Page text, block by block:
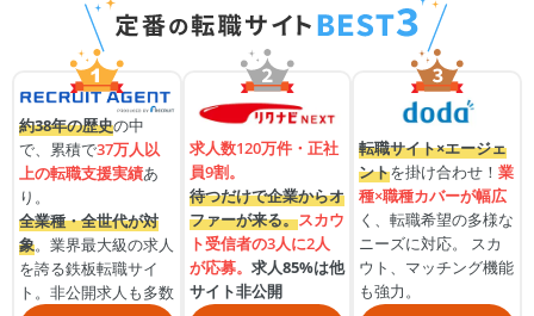
約38年の歴史の中
で、累積で37万人以
上の転職支援実績あ
り。
全業種・全世代が対
象。業界最大級の求人
を誇る鉄板転職サイ
ト。非公開求人も多数
求人数120万件・正社
員9割。
待つだけで企業からオ
ファーが来る。スカウ
ト受信者の3人に2人
が応募。 求人85%は他
サイト非公開
転職サイト×エージェ
ントを掛け合わせ！業
種×職種カバーが幅広
く、転職希望の多様な
ニーズに対応。 スカ
ウト、マッチング機能
も強力。